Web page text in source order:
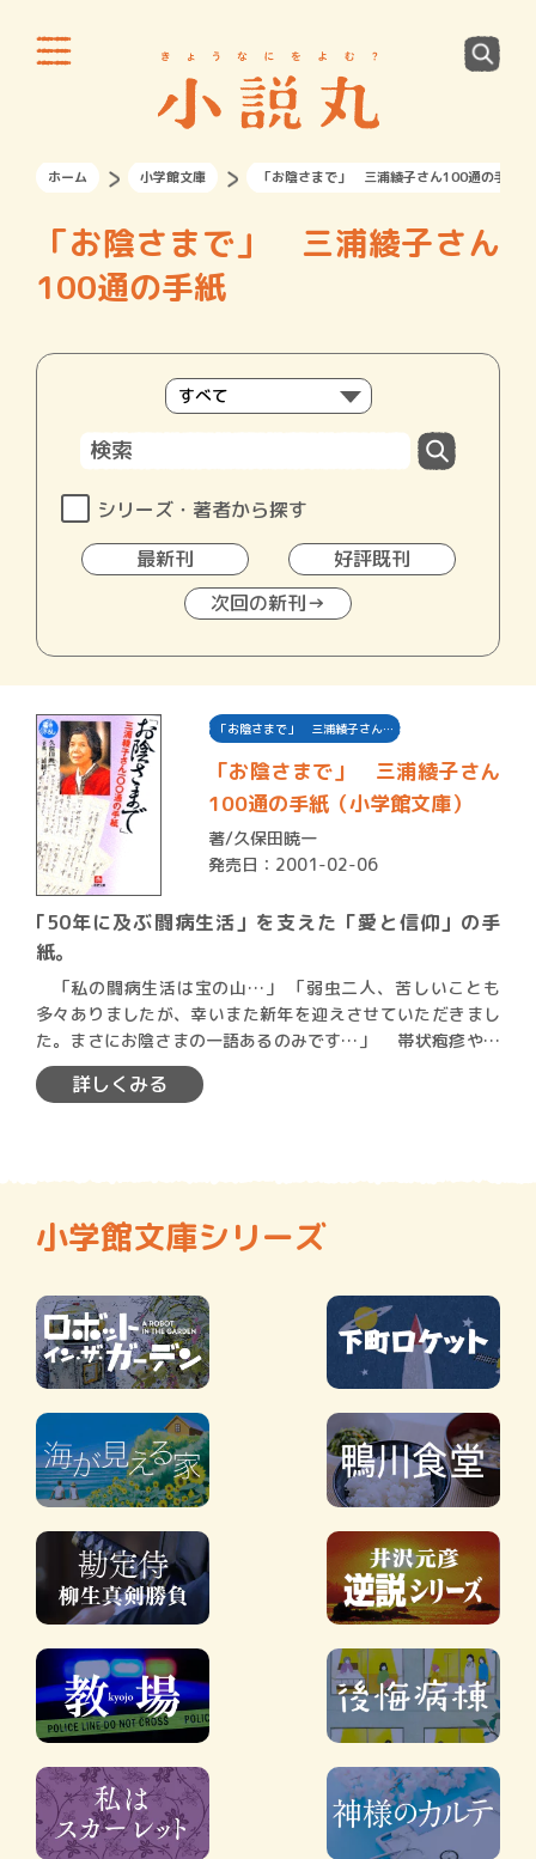
ホーム 小学館文庫 「お陰さまで」 三浦綾子さん100通の手紙
「お陰さまで」 三浦綾子さん
100通の手紙
シリーズ・著者から探す
最新刊
好評既刊
次回の新刊→
「お陰さまで」 三浦綾子さん…
「お陰さまで」 三浦綾子さん
100通の手紙（小学館文庫）
著/久保田暁一
発売日：2001-02-06
｢50年に及ぶ闘病生活」を支えた「愛と信仰」の手
紙。
「私の闘病生活は宝の山…」 「弱虫二人、苦しいことも
多々ありましたが、幸いまた新年を迎えさせていただきまし
た。まさにお陰さまの一語あるのみです…」 帯状疱疹や直
腸…
詳しくみる
小学館文庫シリーズ